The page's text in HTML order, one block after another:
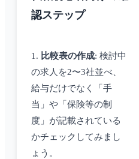
認ステップ
1. 比較表の作成: 検討中
の求人を2〜3社並べ、
給与だけでなく「手
当」や「保険等の制
度」が記載されている
かチェックしてみまし
ょう。